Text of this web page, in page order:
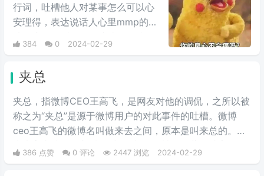
行词，吐槽他人对某事怎么可以心
安理得，表达说话人心里mmp的心
情。这里的“痛”含有“内疚、愧疚、
不好意思”等含义，并不是“疼痛”的
会内疚吗，来源于热图鹦鹉兄弟表
情包，火于知乎，该词也被《咬文
嚼字》评为2017年度十大流行语之
一，现在多用于聊天中的表情包。
384 0 2024-02-29
夹总
夹总，指微博CEO王高飞，是网友对他的调侃，之所以被
称之为“夹总”是源于微博用户的对此事件的吐槽。微博
ceo王高飞的微博名叫做来去之间，原本是叫来总的。因
为来字去掉一竖之后是“夹”，并且微博把屏蔽敏感字的行
为称为“夹”，所以来去之间喜提夹总这一称号。
386 点赞 0 评论 2447 浏览 2024-02-29